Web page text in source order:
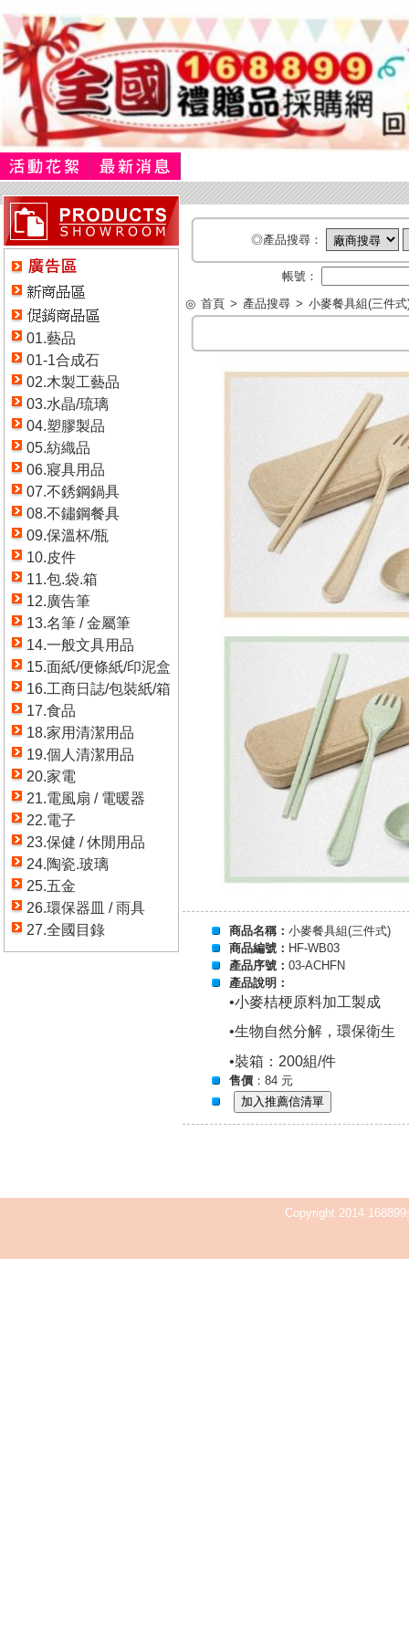
01.藝品
01-1合成石
02.木製工藝品
03.水晶/琉璃
04.塑膠製品
05.紡織品
06.寢具用品
07.不銹鋼鍋具
08.不鏽鋼餐具
09.保溫杯/瓶
10.皮件
11.包.袋.箱
12.廣告筆
13.名筆 / 金屬筆
14.一般文具用品
15.面紙/便條紙/印泥盒
16.工商日誌/包裝紙/箱
17.食品
18.家用清潔用品
19.個人清潔用品
20.家電
21.電風扇 / 電暖器
22.電子
23.保健 / 休閒用品
24.陶瓷.玻璃
25.五金
26.環保器皿 / 雨具
27.全國目錄
◎產品搜尋：
帳號：
◎ 首頁 > 產品搜尋 > 小麥餐具組(三件式
商品名稱： 小麥餐具組(三件式)
商品編號： HF-WB03
產品序號： 03-ACHFN
產品說明：
•小麥桔梗原料加工製成
•生物自然分解，環保衛生
•裝箱：200組/件
售價 ：84 元
Copyright 2014